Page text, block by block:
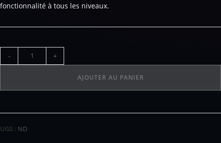
fonctionnalité à tous les niveaux.
- +
AJOUTER AU PANIER
UGS : ND